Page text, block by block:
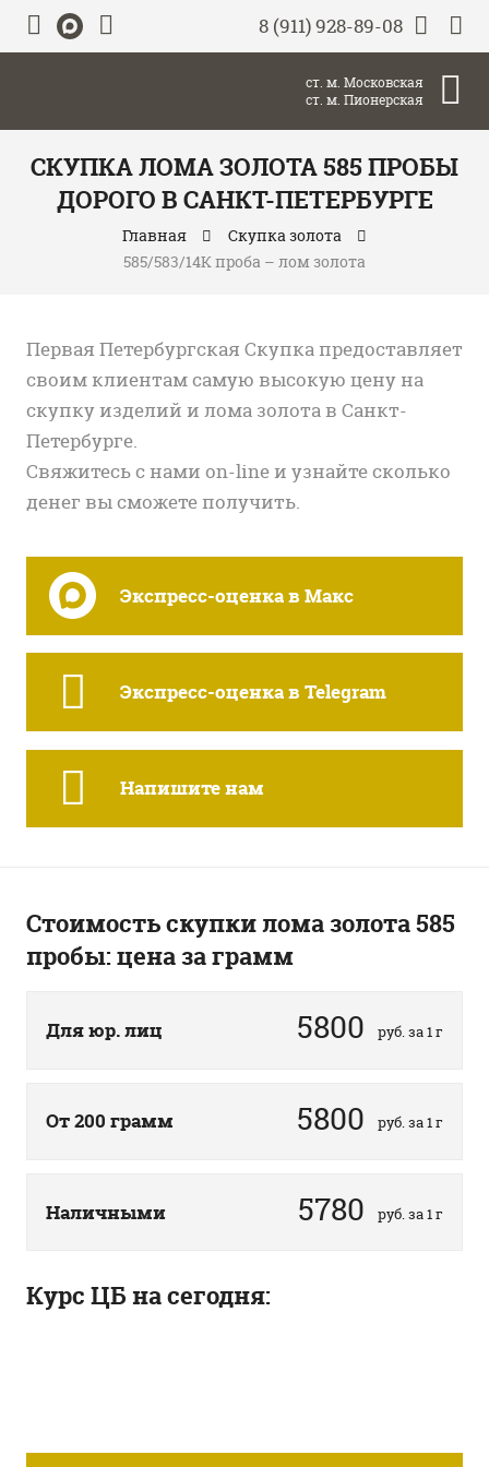
8 (911) 928-89-08
ст. м. Московская
ст. м. Пионерская
СКУПКА ЛОМА ЗОЛОТА 585 ПРОБЫ
ДОРОГО В САНКТ-ПЕТЕРБУРГЕ
Главная
Скупка золота
585/583/14К проба – лом золота
Первая Петербургская Скупка предоставляет
своим клиентам самую высокую цену на
скупку изделий и лома золота в Санкт-
Петербурге.
Свяжитесь с нами on-line и узнайте сколько
денег вы сможете получить.
Экспресс-оценка в Макс
Экспресс-оценка в Telegram
Напишите нам
Стоимость скупки лома золота 585
пробы: цена за грамм
Для юр. лиц 5800 руб. за 1 г
От 200 грамм 5800 руб. за 1 г
Наличными 5780 руб. за 1 г
Курс ЦБ на сегодня: